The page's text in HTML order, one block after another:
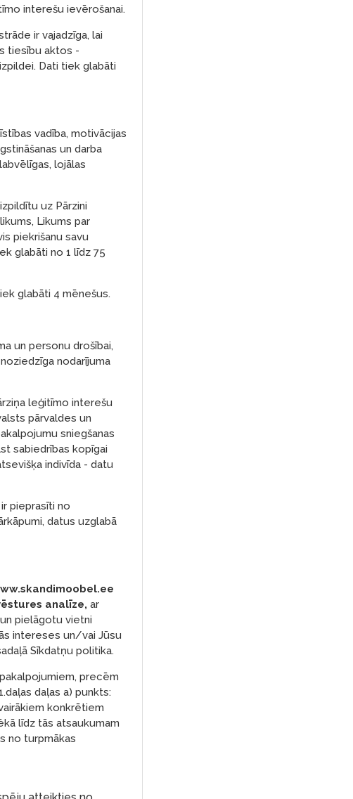
interešu ievērošanai.
ir vajadzīga, lai
tiesību aktos -
Dati tiek glabāti
vadība, motivācijas
un darba
lojālas
uz Pārzini
Likums par
piekrišanu savu
glabāti no 1 līdz 75
glabāti 4 mēnešus.
un personu drošībai,
nodarījuma
leģitīmo interešu
pārvaldes un
sniegšanas
sabiedrības kopīgai
indivīda - datu
pieprasīti no
datus uzglabā
analīze, ar
pielāgotu vietni
intereses un/vai Jūsu
Sīkdatņu politika.
precēm
daļas a) punkts:
konkrētiem
līdz tās atsaukumam
no turpmākas